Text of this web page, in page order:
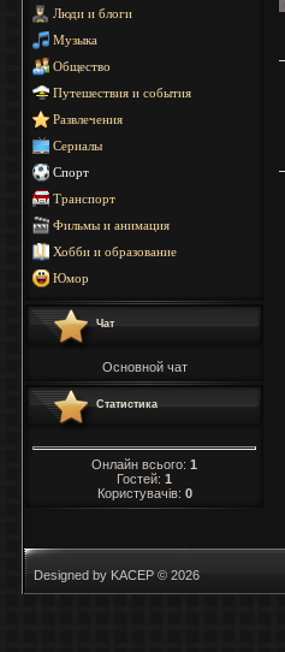
Люди и блоги
Музыка
Общество
Путешествия и события
Развлечения
Сериалы
Спорт
Транспорт
Фильмы и анимация
Хобби и образование
Юмор
Чат
Основной чат
Статистика
Онлайн всього: 1
Гостей: 1
Користувачів: 0
Designed by KACEP © 2026